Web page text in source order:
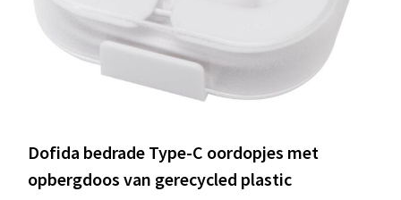
Dofida bedrade Type-C oordopjes met
opbergdoos van gerecycled plastic